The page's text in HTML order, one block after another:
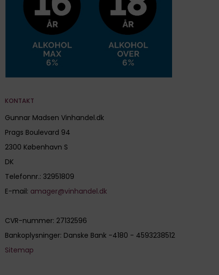
KONTAKT
Gunnar Madsen Vinhandel.dk
Prags Boulevard 94
2300 København S
DK
Telefonnr.: 32951809
E-mail: amager@vinhandel.dk
CVR-nummer: 27132596
Bankoplysninger: Danske Bank -4180 - 4593238512
Sitemap